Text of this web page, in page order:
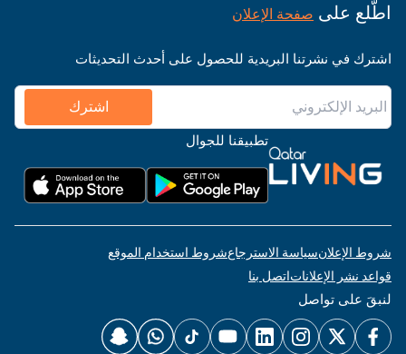
اطّلع على صفحة الإعلان
اشترك في نشرتنا البريدية للحصول على أحدث التحديثات
اشترك
تطبيقنا للجوال
شروط الإعلانسياسة الاسترجاعشروط استخدام الموقع
قواعد نشر الإعلاناتاتصل بنا
لنبقَ على تواصل